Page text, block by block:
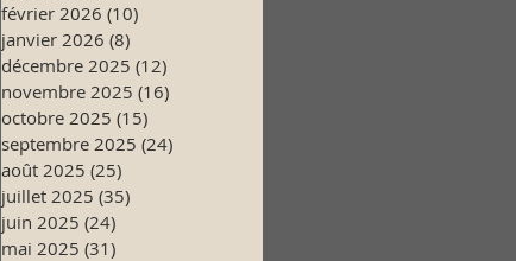
février 2026 (10)
janvier 2026 (8)
décembre 2025 (12)
novembre 2025 (16)
octobre 2025 (15)
septembre 2025 (24)
août 2025 (25)
juillet 2025 (35)
juin 2025 (24)
mai 2025 (31)